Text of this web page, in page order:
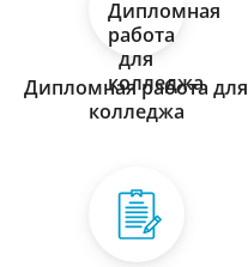
Дипломная работа для
колледжа